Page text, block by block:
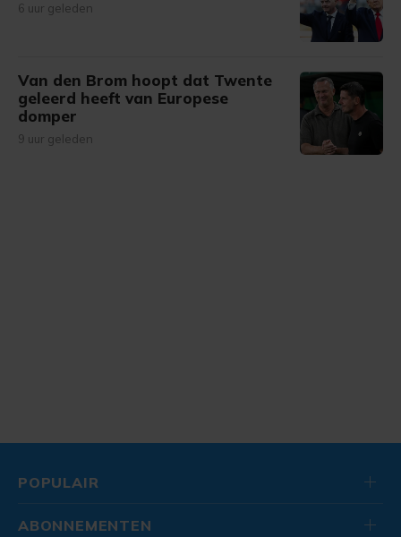
6 uur geleden
Van den Brom hoopt dat Twente
geleerd heeft van Europese
domper
9 uur geleden
POPULAIR
ABONNEMENTEN